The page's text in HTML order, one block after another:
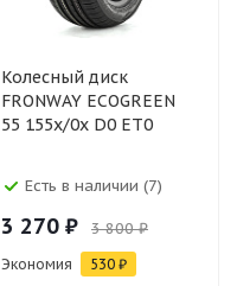
Колесный диск
FRONWAY ECOGREEN
55 155x/0x D0 ET0
Есть в наличии (7)
3 270 ₽ 3 800 ₽
Экономия 530 ₽